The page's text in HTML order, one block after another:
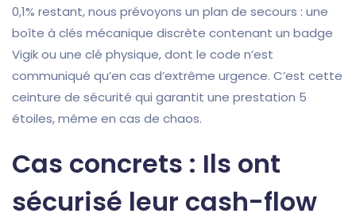
0,1% restant, nous prévoyons un plan de secours : une
boîte à clés mécanique discrète contenant un badge
Vigik ou une clé physique, dont le code n’est
communiqué qu’en cas d’extrême urgence. C’est cette
ceinture de sécurité qui garantit une prestation 5
étoiles, même en cas de chaos.
Cas concrets : Ils ont
sécurisé leur cash-flow